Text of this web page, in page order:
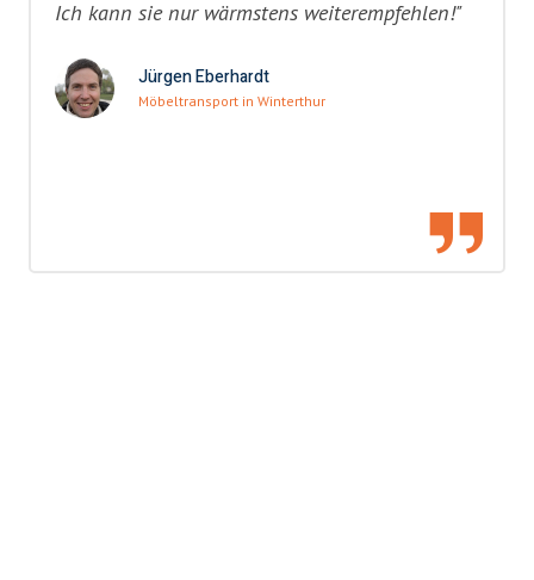
Ich kann sie nur wärmstens weiterempfehlen!"
Jürgen Eberhardt
Möbeltransport in Winterthur